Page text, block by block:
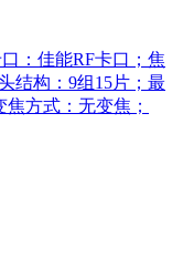
：佳能RF卡口；焦
结构：9组15片；最
方式：无变焦；